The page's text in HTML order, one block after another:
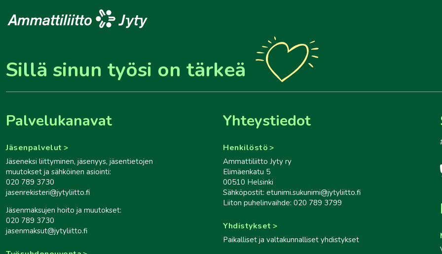
Sillä sinun työsi on tärkeä
Palvelukanavat
Jäsenpalvelut
Jäseneksi liittyminen, jäsenyys, jäsentietojen
muutokset ja sähköinen asiointi:
020 789 3730
jasenrekisteri@jytyliitto.fi
Jäsenmaksujen hoito ja muutokset:
020 789 3730
jasenmaksut@jytyliitto.fi
Yhteystiedot
Henkilöstö
Ammattiliitto Jyty ry
Elimäenkatu 5
00510 Helsinki
Sähköpostit: etunimi.sukunimi@jytyliitto.fi
Liiton puhelinvaihde: 020 789 3799
Yhdistykset
Paikalliset ja valtakunnalliset yhdistykset